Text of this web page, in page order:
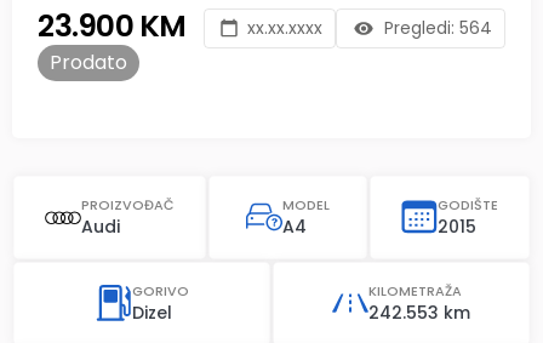
23.900 KM
Prodato
xx.xx.xxxx Pregledi: 564
PROIZVOĐAČ
Audi
MODEL
A4
GODIŠTE
2015
GORIVO
Dizel
KILOMETRAŽA
242.553 km